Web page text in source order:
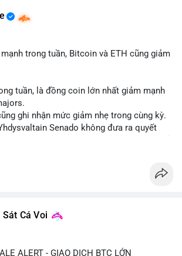
trong tuần, Bitcoin và ETH cũng giảm
tuần, là đồng coin lớn nhất giảm mạnh
ghi nhận mức giảm nhẹ trong cùng kỳ.
Senado không đưa ra quyết
sang tháng 9.
hưởng đến tâm lý nhà đầu tư.
Cá Voi
ALERT - GIAO DỊCH BTC LỚN